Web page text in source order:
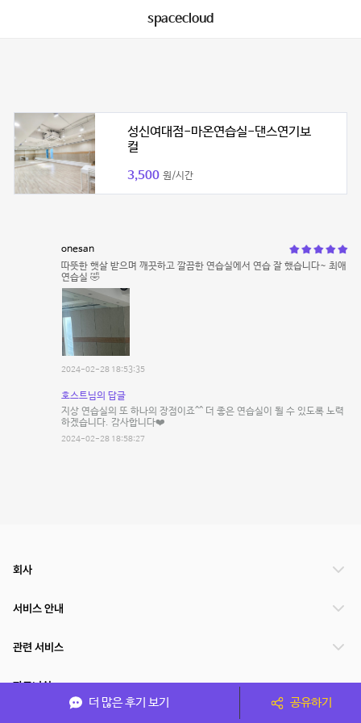
spacecloud
성신여대점-마온연습실-댄스연기보
컬
3,500 원/시간
onesan
따뜻한 햇살 받으며 깨끗하고 깔끔한 연습실에서 연습 잘 했습니다~ 최애
연습실 🤣
2024-02-28 18:53:35
호스트님의 답글
지상 연습실의 또 하나의 장점이죠^^ 더 좋은 연습실이 될 수 있도록 노력
하겠습니다. 감사합니다❤️
2024-02-28 18:58:27
더 많은 후기 보기 공유하기
회사
서비스 안내
관련 서비스
파트너쉽